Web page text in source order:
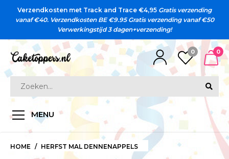
Verzendkosten met Track and Trace €4,95 Gratis verzending
vanaf €40. Verzendkosten BE €9.95 Gratis verzending vanaf €50
Verwerkingstijd 3 dagen+verzending!
0 0
MENU
HOME HERFST MAL DENNENAPPELS